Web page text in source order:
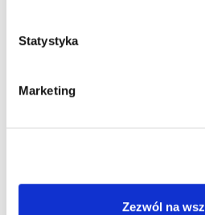
Statystyka
Marketing
Zezwól na
Możliwość komentowania